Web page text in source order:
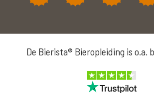
De Bierista® Bieropleiding is o.a.